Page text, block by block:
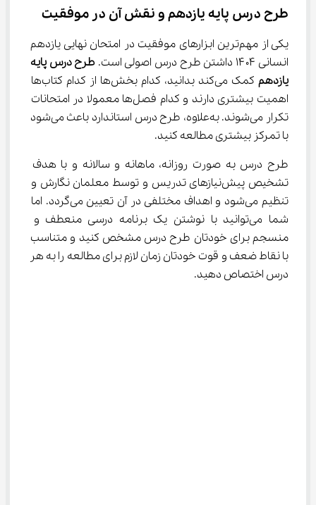
طرح درس پایه یازدهم و نقش آن در موفقیت
یکی از مهم‌ترین ابزارهای موفقیت در امتحان نهایی یازدهم
انسانی ۱۴۰۴ داشتن طرح درس اصولی است.
طرحدرس پایه
یازدهم
کمک می‌کند بدانید، کدام بخش‌ها از کدام کتاب‌ها
اهمیت بیشتری دارند و کدام فصل‌ها معمولا در امتحانات
تکرار می‌شوند. به‌علاوه، طرح درس استاندارد باعث می‌شود
با تمرکز بیشتری مطالعه کنید.
طرح درس به صورت روزانه، ماهانه و سالانه و با هدف
تشخیص پیش‌نیازهای تدریس و توسط معلمان نگارش و
تنظیم می‌شود و اهداف مختلفی در آن تعیین می‌گردد. اما
شما می‌توانید با نوشتن یک برنامه درسی منعطف و
منسجم برای خودتان طرح درس مشخص کنید و متناسب
با نقاط ضعف و قوت خودتان زمان لازم برای مطالعه را به هر
درس اختصاص دهید.